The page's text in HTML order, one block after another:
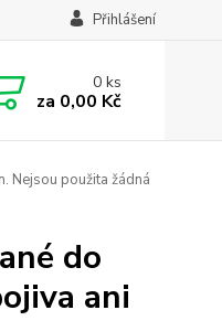
Přihlášení
0ks
za 0,00 Kč
Nejsou použita žádná
do
ani